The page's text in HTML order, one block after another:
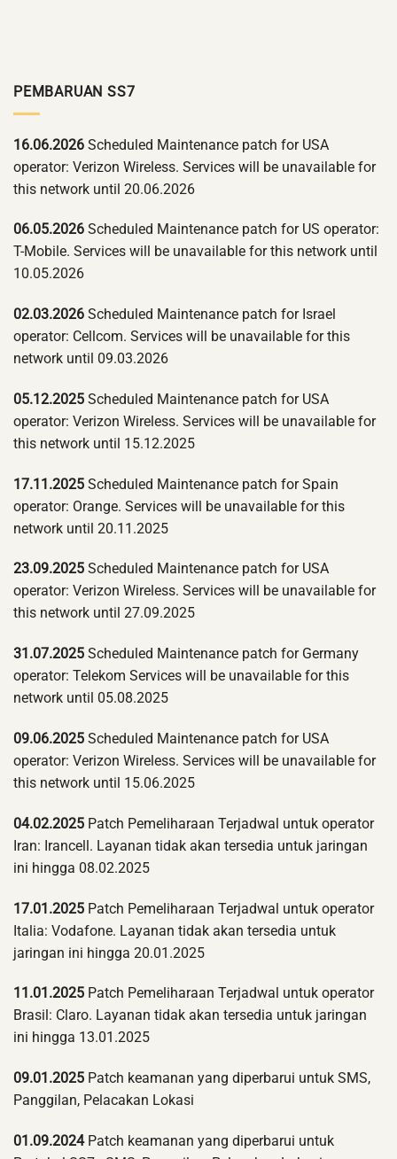
PEMBARUAN SS7
16.06.2026 Scheduled Maintenance patch for USA
operator: Verizon Wireless. Services will be unavailable for
this network until 20.06.2026
06.05.2026 Scheduled Maintenance patch for US operator:
T-Mobile. Services will be unavailable for this network until
10.05.2026
02.03.2026 Scheduled Maintenance patch for Israel
operator: Cellcom. Services will be unavailable for this
network until 09.03.2026
05.12.2025 Scheduled Maintenance patch for USA
operator: Verizon Wireless. Services will be unavailable for
this network until 15.12.2025
17.11.2025 Scheduled Maintenance patch for Spain
operator: Orange. Services will be unavailable for this
network until 20.11.2025
23.09.2025 Scheduled Maintenance patch for USA
operator: Verizon Wireless. Services will be unavailable for
this network until 27.09.2025
31.07.2025 Scheduled Maintenance patch for Germany
operator: Telekom Services will be unavailable for this
network until 05.08.2025
09.06.2025 Scheduled Maintenance patch for USA
operator: Verizon Wireless. Services will be unavailable for
this network until 15.06.2025
04.02.2025 Patch Pemeliharaan Terjadwal untuk operator
Iran: Irancell. Layanan tidak akan tersedia untuk jaringan
ini hingga 08.02.2025
17.01.2025 Patch Pemeliharaan Terjadwal untuk operator
Italia: Vodafone. Layanan tidak akan tersedia untuk
jaringan ini hingga 20.01.2025
11.01.2025 Patch Pemeliharaan Terjadwal untuk operator
Brasil: Claro. Layanan tidak akan tersedia untuk jaringan
ini hingga 13.01.2025
09.01.2025 Patch keamanan yang diperbarui untuk SMS,
Panggilan, Pelacakan Lokasi
01.09.2024Patch keamanan yang diperbarui untuk